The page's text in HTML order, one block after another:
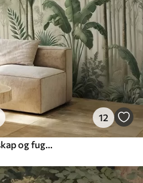
12